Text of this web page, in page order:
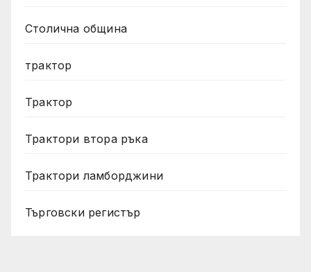
Столична община
трактор
Трактор
Трактори втора ръка
Трактори ламборджини
Търговски регистър